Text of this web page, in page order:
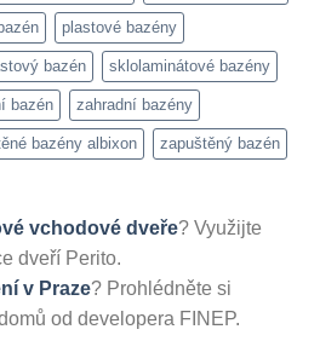
plastové bazény
bazén sklolaminátové bazény
bazén zahradní bazény
bazény albixon zapuštěný bazén
vchodové dveře? Využijte
dveří Perito.
v Praze? Prohlédněte si
od developera FINEP.